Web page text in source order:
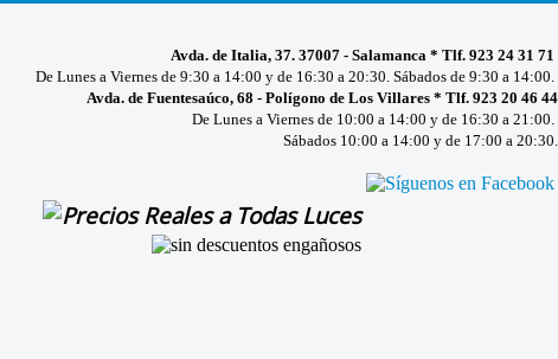
Avda. de Italia, 37. 37007 - Salamanca * Tlf. 923 24 31 71
De Lunes a Viernes de 9:30 a 14:00 y de 16:30 a 20:30. Sábados de 9:30 a 14:00.
Avda. de Fuentesaúco, 68 - Polígono de Los Villares * Tlf. 923 20 46 44
De Lunes a Viernes de 10:00 a 14:00 y de 16:30 a 21:00.
Sábados 10:00 a 14:00 y de 17:00 a 20:30.